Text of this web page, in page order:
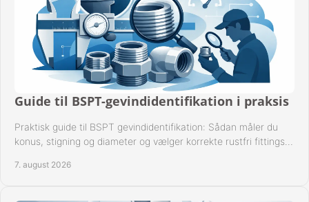
Guide til BSPT-gevindidentifikation i praksis
Praktisk guide til BSPT gevindidentifikation: Sådan måler du
konus, stigning og diameter og vælger korrekte rustfri fittings
7. august 2026